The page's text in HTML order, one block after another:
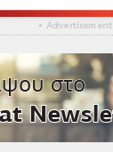
▴ Advertisement